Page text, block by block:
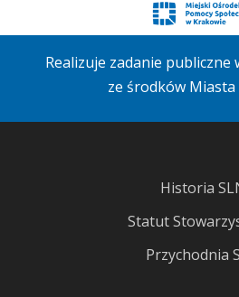
Realizuje zadanie publiczne
ze środków
Historia
Statut
Przychodnia